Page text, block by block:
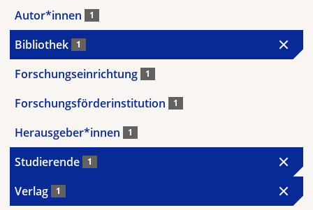
Autor*innen 1
Bibliothek 1
Forschungseinrichtung 1
Forschungsförderinstitution 1
Herausgeber*innen 1
Studierende 1
Verlag 1